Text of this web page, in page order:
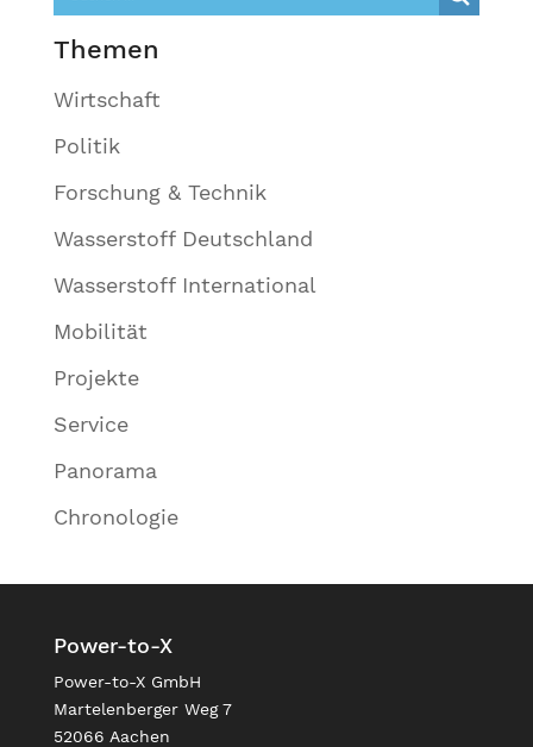
Themen
Wirtschaft
Politik
Forschung & Technik
Wasserstoff Deutschland
Wasserstoff International
Mobilität
Projekte
Service
Panorama
Chronologie
Power-to-X
Power-to-X GmbH
Martelenberger Weg 7
52066 Aachen